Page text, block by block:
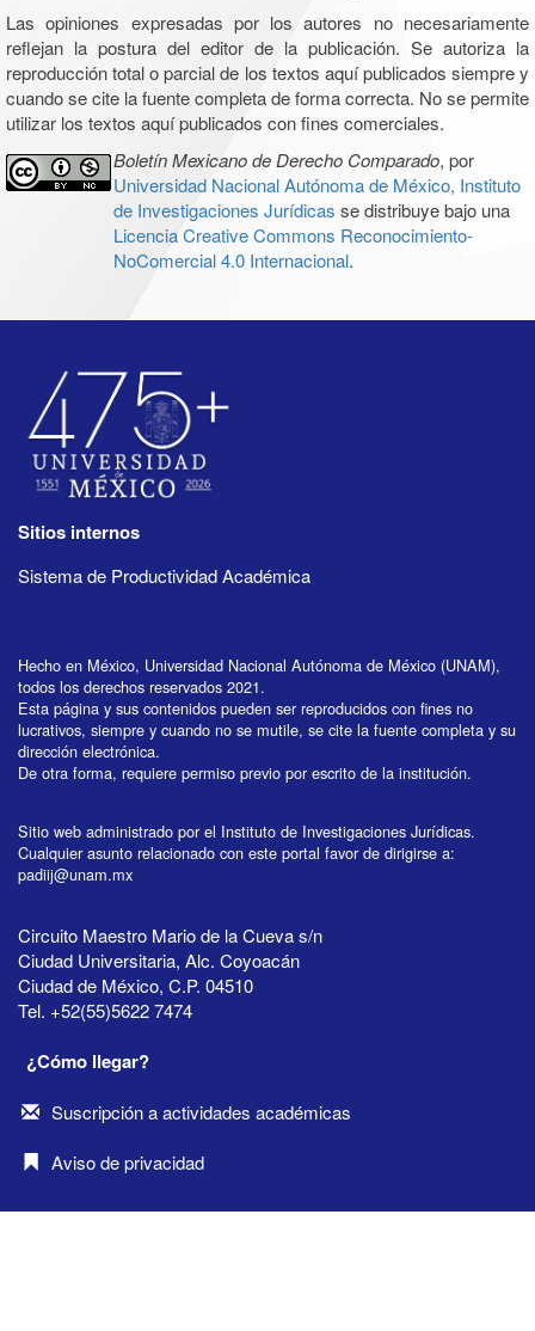
Las opiniones expresadas por los autores no necesariamente
reflejan la postura del editor de la publicación. Se autoriza la
reproducción total o parcial de los textos aquí publicados siempre y
cuando se cite la fuente completa de forma correcta. No se permite
utilizar los textos aquí publicados con fines comerciales.
Boletín Mexicano de Derecho Comparado, por
Universidad Nacional Autónoma de México, Instituto
de Investigaciones Jurídicas se distribuye bajo una
Licencia Creative Commons Reconocimiento-
NoComercial 4.0 Internacional.
Sitios internos
Sistema de Productividad Académica
Hecho en México, Universidad Nacional Autónoma de México (UNAM),
todos los derechos reservados 2021.
Esta página y sus contenidos pueden ser reproducidos con fines no
lucrativos, siempre y cuando no se mutile, se cite la fuente completa y su
dirección electrónica.
De otra forma, requiere permiso previo por escrito de la institución.
Sitio web administrado por el Instituto de Investigaciones Jurídicas.
Cualquier asunto relacionado con este portal favor de dirigirse a:
padiij@unam.mx
Circuito Maestro Mario de la Cueva s/n
Ciudad Universitaria, Alc. Coyoacán
Ciudad de México, C.P. 04510
Tel. +52(55)5622 7474
¿Cómo llegar?
Suscripción a actividades académicas
Aviso de privacidad